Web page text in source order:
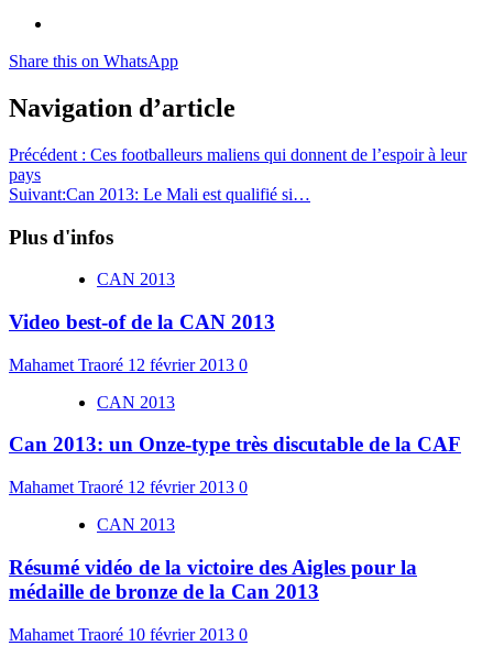
Share this on WhatsApp
Navigation d’article
Précédent : Ces footballeurs maliens qui donnent de l’espoir à leur
pays
Suivant:Can 2013: Le Mali est qualifié si…
Plus d'infos
CAN 2013
Video best-of de la CAN 2013
Mahamet Traoré 12 février 2013 0
CAN 2013
Can 2013: un Onze-type très discutable de la CAF
Mahamet Traoré 12 février 2013 0
CAN 2013
Résumé vidéo de la victoire des Aigles pour la
médaille de bronze de la Can 2013
Mahamet Traoré 10 février 2013 0